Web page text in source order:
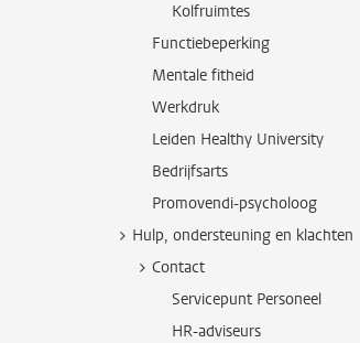
Kolfruimtes
Functiebeperking
Mentale fitheid
Werkdruk
Leiden Healthy University
Bedrijfsarts
Promovendi-psycholoog
Hulp, ondersteuning en klachten
Contact
Servicepunt Personeel
HR-adviseurs